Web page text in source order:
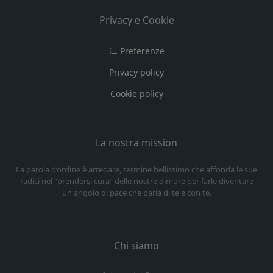
Privacy e Cookie
Preferenze
Privacy policy
Cookie policy
La nostra mission
La parola d’ordine è arredare, termine bellissimo che affonda le sue
radici nel “prendersi cura” delle nostre dimore per farle diventare
un angolo di pace che parla di te e con te.
Chi siamo